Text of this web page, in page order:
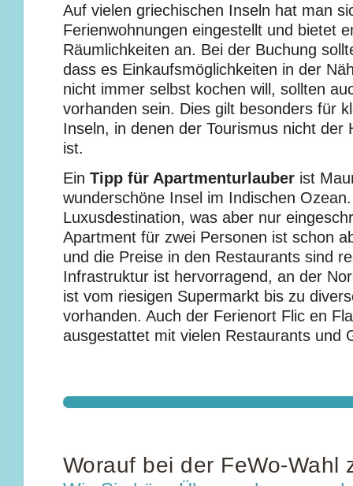
Auf vielen griechischen Inseln hat man
Ferienwohnungen eingestellt und bietet
Räumlichkeiten an. Bei der Buchung
dass es Einkaufsmöglichkeiten in der
nicht immer selbst kochen will, sollten
vorhanden sein. Dies gilt besonders für
Inseln, in denen der Tourismus nicht der
ist.
Ein Tipp für Apartmenturlauber ist
wunderschöne Insel im Indischen
Luxusdestination, was aber nur
Apartment für zwei Personen ist schon
und die Preise in den Restaurants sind
Infrastruktur ist hervorragend, an der
ist vom riesigen Supermarkt bis zu
vorhanden. Auch der Ferienort Flic en
ausgestattet mit vielen Restaurants und
Worauf bei der FeWo-Wahl